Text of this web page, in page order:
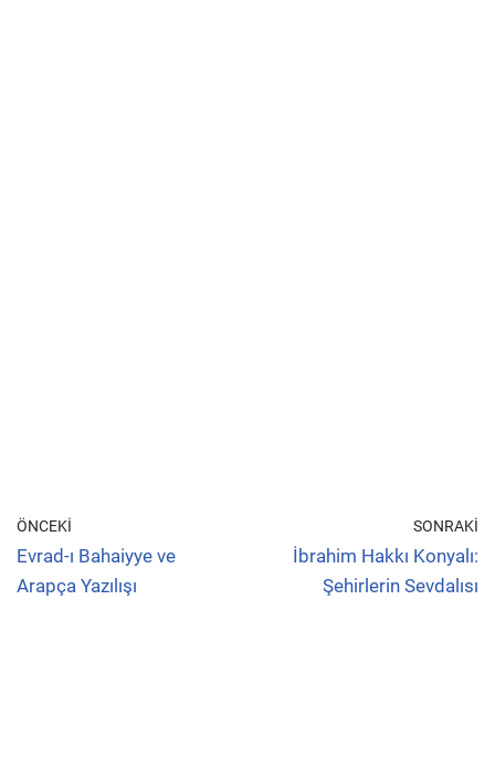
ÖNCEKI
Evrad-ı Bahaiyye ve
Arapça Yazılışı
SONRAKI
İbrahim Hakkı Konyalı:
Şehirlerin Sevdalısı